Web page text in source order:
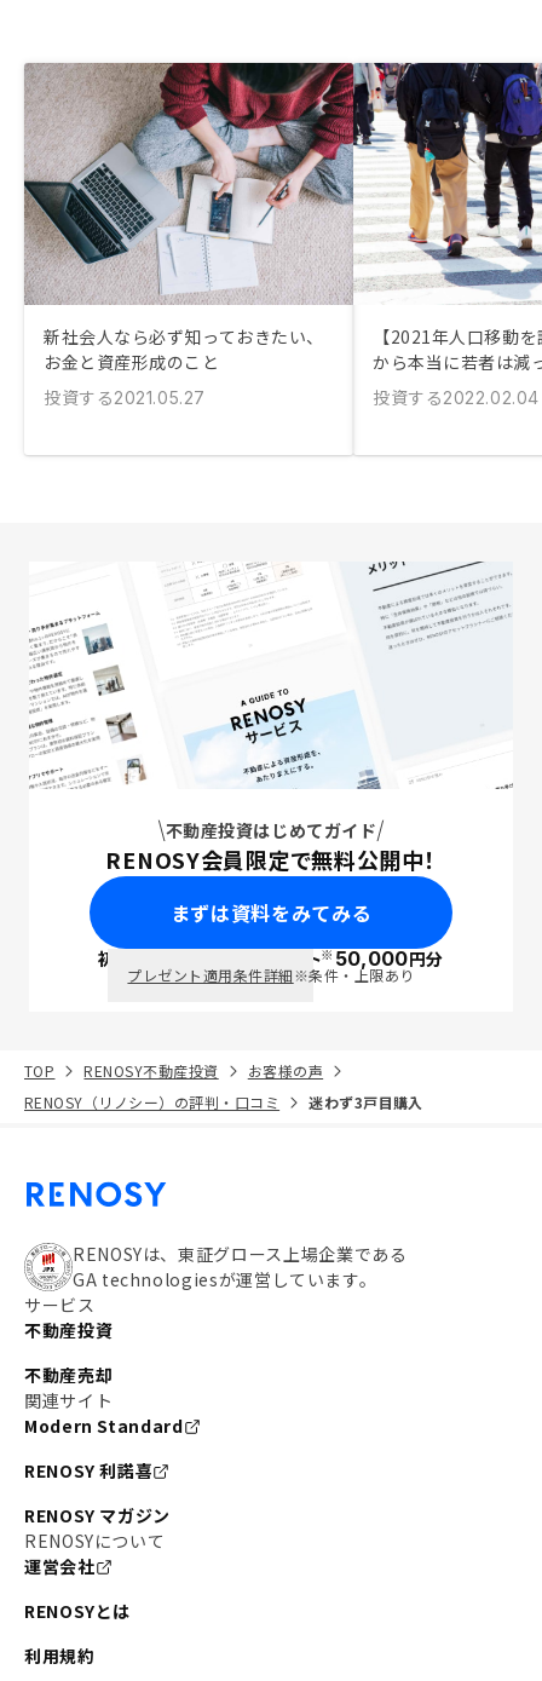
新社会人なら必ず知っておきたい、
お金と資産形成のこと
投資する2021.05.27
【2021年人口移動
から本当に若者は減
投資する2022.02.04
不動産投資はじめてガイド
RENOSY会員限定で無料公開中！
まずは資料をみてみる
初回面談で ポイント※50,000円分
プレゼント適用条件詳細※条件・上限あり
TOP RENOSY不動産投資
お客様の声
RENOSY（リノシー）の評判・口コミ
迷わず3戸目購入
RENOSYは、東証グロース上場企業である
GA technologiesが運営しています。
サービス
不動産投資
不動産売却
関連サイト
Modern Standard
RENOSY 利諾喜
RENOSY マガジン
RENOSYについて
運営会社
RENOSYとは
利用規約